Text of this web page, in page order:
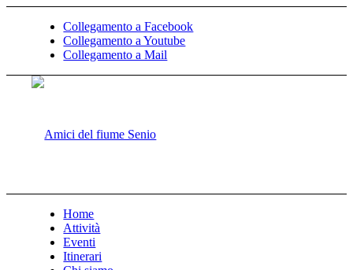
Collegamento a Facebook
Collegamento a Youtube
Collegamento a Mail
Home
Attività
Eventi
Itinerari